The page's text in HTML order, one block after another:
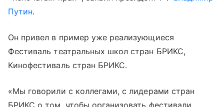
Путин.
Он привел в пример уже реализующиеся
Фестиваль театральных школ стран БРИКС,
Кинофестиваль стран БРИКС.
«Мы говорили с коллегами, с лидерами стран